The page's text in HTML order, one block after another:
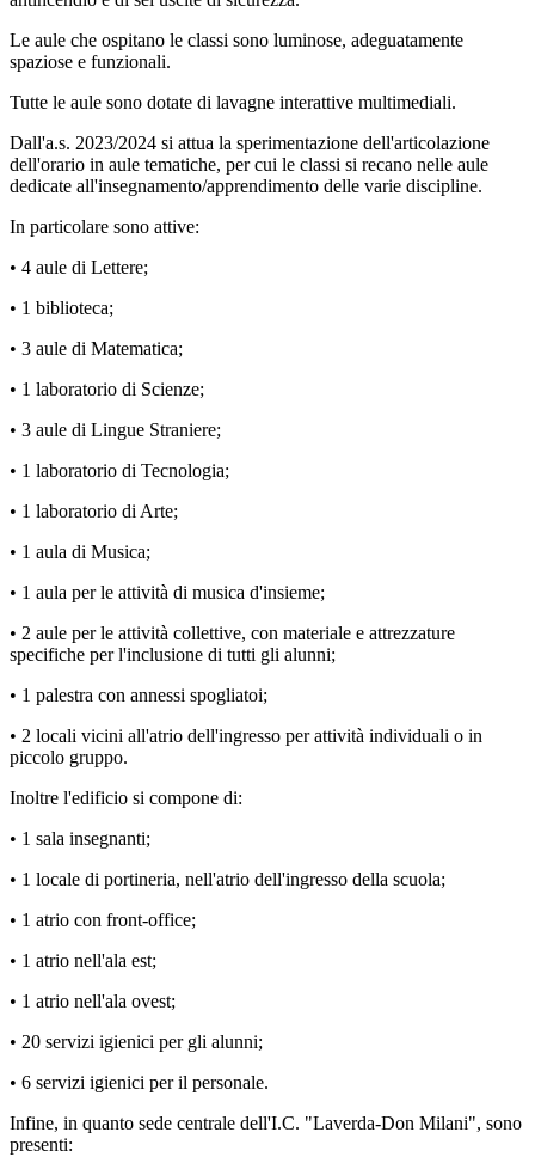
Le aule che ospitano le classi sono luminose, adeguatamente
spaziose e funzionali.
Tutte le aule sono dotate di lavagne interattive multimediali.
Dall'a.s. 2023/2024 si attua la sperimentazione dell'articolazione
dell'orario in aule tematiche, per cui le classi si recano nelle aule
dedicate all'insegnamento/apprendimento delle varie discipline.
In particolare sono attive:
• 4 aule di Lettere;
• 1 biblioteca;
• 3 aule di Matematica;
• 1 laboratorio di Scienze;
• 3 aule di Lingue Straniere;
• 1 laboratorio di Tecnologia;
• 1 laboratorio di Arte;
• 1 aula di Musica;
• 1 aula per le attività di musica d'insieme;
• 2 aule per le attività collettive, con materiale e attrezzature
specifiche per l'inclusione di tutti gli alunni;
• 1 palestra con annessi spogliatoi;
• 2 locali vicini all'atrio dell'ingresso per attività individuali o in
piccolo gruppo.
Inoltre l'edificio si compone di:
• 1 sala insegnanti;
• 1 locale di portineria, nell'atrio dell'ingresso della scuola;
• 1 atrio con front-office;
• 1 atrio nell'ala est;
• 1 atrio nell'ala ovest;
• 20 servizi igienici per gli alunni;
• 6 servizi igienici per il personale.
Infine, in quanto sede centrale dell'I.C. "Laverda-Don Milani", sono
presenti: